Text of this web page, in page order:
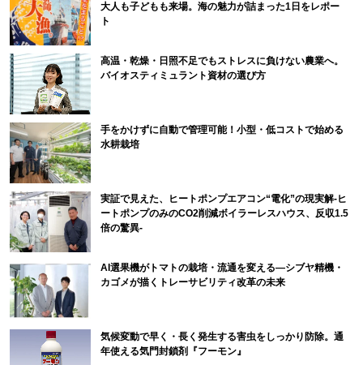
大人も子どもも来場。海の魅力が詰まった1日をレポー
ト
高温・乾燥・日照不足でもストレスに負けない農業へ。
バイオスティミュラント資材の選び方
手をかけずに自動で管理可能！小型・低コストで始める
水耕栽培
実証で見えた、ヒートポンプエアコン“電化”の現実解-ヒ
ートポンプのみのCO2削減ボイラーレスハウス、反収1.5
倍の驚異-
AI選果機がトマトの栽培・流通を変える―シブヤ精機・
カゴメが描くトレーサビリティ改革の未来
気候変動で早く・長く発生する害虫をしっかり防除。通
年使える気門封鎖剤『フーモン』